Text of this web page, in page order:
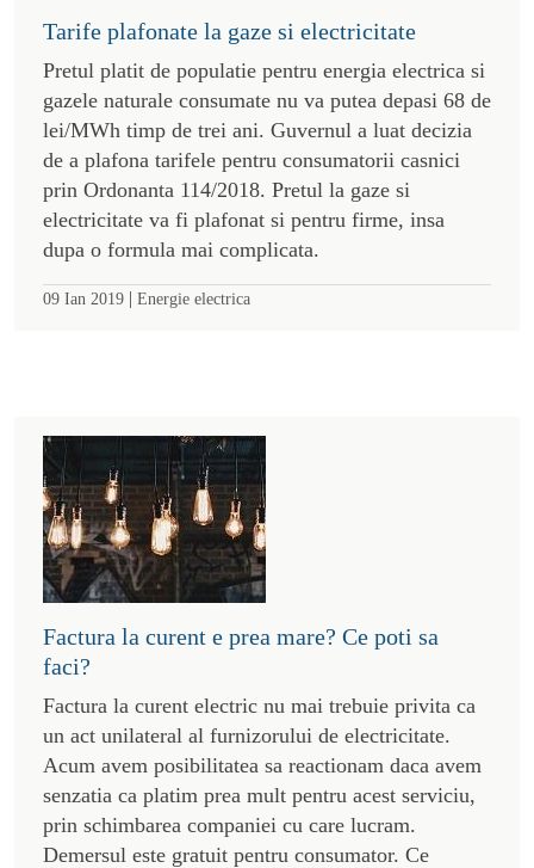
Tarife plafonate la gaze si electricitate
Pretul platit de populatie pentru energia electrica si
gazele naturale consumate nu va putea depasi 68 de
lei/MWh timp de trei ani. Guvernul a luat decizia
de a plafona tarifele pentru consumatorii casnici
prin Ordonanta 114/2018. Pretul la gaze si
electricitate va fi plafonat si pentru firme, insa
dupa o formula mai complicata.
09 Ian 2019 | Energie electrica
Factura la curent e prea mare? Ce poti sa
faci?
Factura la curent electric nu mai trebuie privita ca
un act unilateral al furnizorului de electricitate.
Acum avem posibilitatea sa reactionam daca avem
senzatia ca platim prea mult pentru acest serviciu,
prin schimbarea companiei cu care lucram.
Demersul este gratuit pentru consumator. Ce